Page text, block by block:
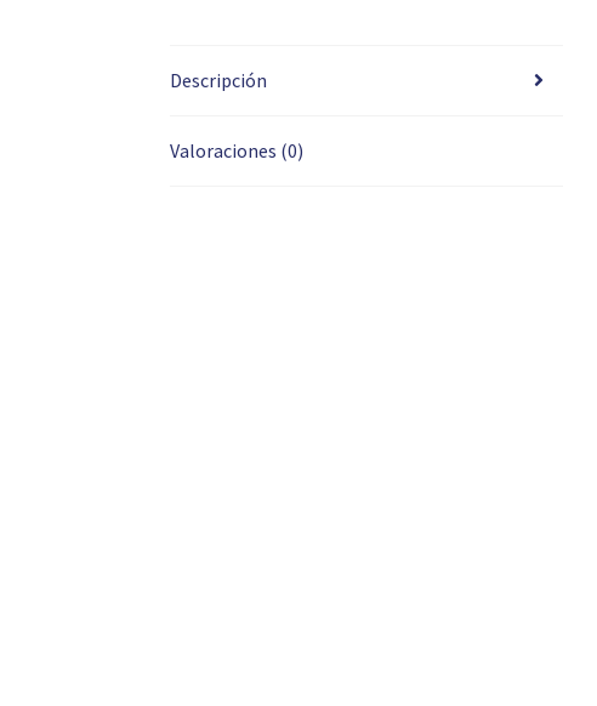
Descripción
Valoraciones (0)